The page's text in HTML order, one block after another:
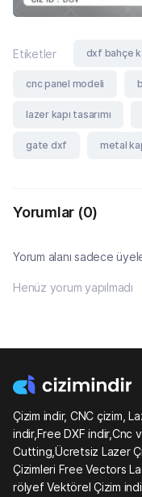
Etiketler dxf bahçe
cnc panel modeli
lazer kapı tasarımı
gate dxf metal
Yorumlar (0)
Yorum alanı sadece
Henüz yorum yapılmadı
Çizim indir, CNC çizim,
indir,Free DXF indir,Cnc
Cutting,Ücretsiz Lazer
Çizimleri Free Vectors
rölyef Vektörel Çizim